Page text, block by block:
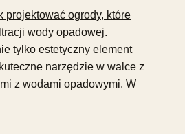
projektować ogrody, które
wody opadowej.
tylko estetyczny element
narzędzie w walce z
z wodami opadowymi. W